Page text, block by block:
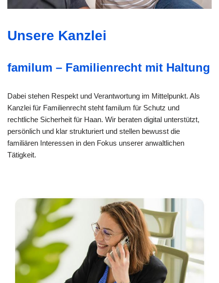
Unsere Kanzlei
familum – Familienrecht mit Haltung
Dabei stehen Respekt und Verantwortung im Mittelpunkt. Als
Kanzlei für Familienrecht steht familum für Schutz und
rechtliche Sicherheit für Haan. Wir beraten digital unterstützt,
persönlich und klar strukturiert und stellen bewusst die
familiären Interessen in den Fokus unserer anwaltlichen
Tätigkeit.